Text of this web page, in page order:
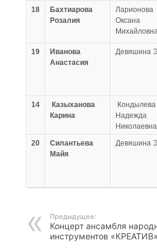
18
Бахтиарова
Розалия
Ларионова
Оксана
19
Иванова
Анастасия
Девяшина
14
Казыханова
Карина
Кондылева
Надежда
Николаевна
20
Силантьева
Майя
Девяшина
Предыдущее:
Концерт ансамбля
инструментов